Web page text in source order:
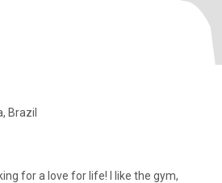
Brazil
for a love for life! I like the gym,